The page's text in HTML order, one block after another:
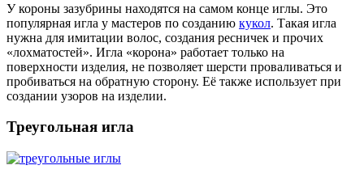
У короны зазубрины находятся на самом конце иглы. Это
популярная игла у мастеров по созданию кукол. Такая игла
нужна для имитации волос, создания ресничек и прочих
«лохматостей». Игла «корона» работает только на
поверхности изделия, не позволяет шерсти проваливаться и
пробиваться на обратную сторону. Её также использует при
создании узоров на изделии.
Треугольная игла